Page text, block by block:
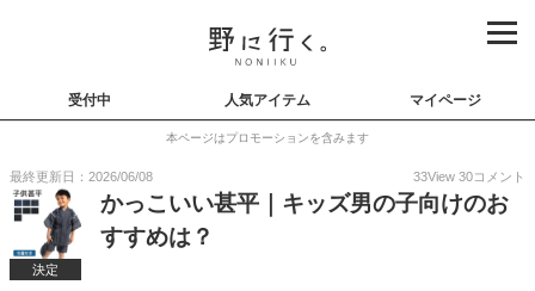
受付中 人気アイテム マイページ
本ページはプロモーションを含みます
最終更新日：2026/06/08 33View 30コメント
決定
かっこいい甚平｜キッズ男の子向けのお
すすめは？